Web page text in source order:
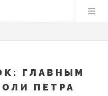
ГЛАВНЫМ
ПЕТРА